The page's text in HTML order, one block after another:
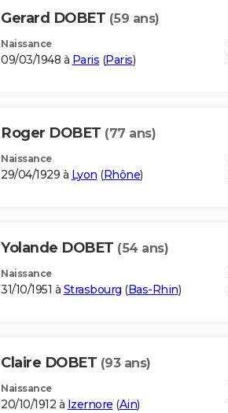
Gerard DOBET (59 ans)
Naissance
09/03/1948 à Paris (Paris)
Roger DOBET (77 ans)
Naissance
29/04/1929 à Lyon (Rhône)
Yolande DOBET (54 ans)
Naissance
31/10/1951 à Strasbourg (Bas-Rhin)
Claire DOBET (93 ans)
Naissance
20/10/1912 à Izernore (Ain)